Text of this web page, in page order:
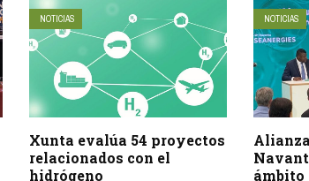
NOTICIAS
Xunta evalúa 54 proyectos
relacionados con el
hidrógeno
NOTICIAS
ámbito